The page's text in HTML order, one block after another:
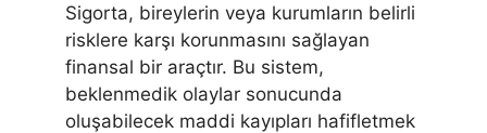
Sigorta, bireylerin veya kurumların belirli
risklere karşı korunmasını sağlayan
finansal bir araçtır. Bu sistem,
beklenmedik olaylar sonucunda
oluşabilecek maddi kayıpları hafifletmek